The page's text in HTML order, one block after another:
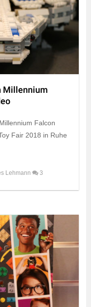
Millennium
Falcon
Fair 2018 in Ruhe
Lehmann 3